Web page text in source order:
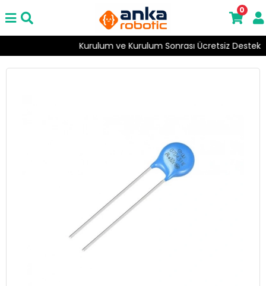
Kurulum ve Kurulum Sonrası Ücretsiz Destek
0